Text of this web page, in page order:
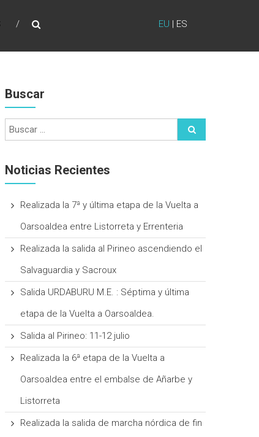
EU | ES
Buscar
Noticias Recientes
Realizada la 7ª y última etapa de la Vuelta a
Oarsoaldea entre Listorreta y Errenteria
Realizada la salida al Pirineo ascendiendo el
Salvaguardia y Sacroux
Salida URDABURU M.E. : Séptima y última
etapa de la Vuelta a Oarsoaldea.
Salida al Pirineo: 11-12 julio
Realizada la 6ª etapa de la Vuelta a
Oarsoaldea entre el embalse de Añarbe y
Listorreta
Realizada la salida de marcha nórdica de fin